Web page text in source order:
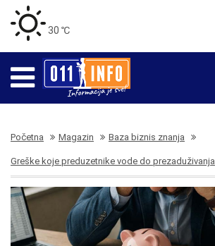
30 ℃
Početna Magazin Baza biznis znanja
Greške koje preduzetnike vode do prezaduživanja